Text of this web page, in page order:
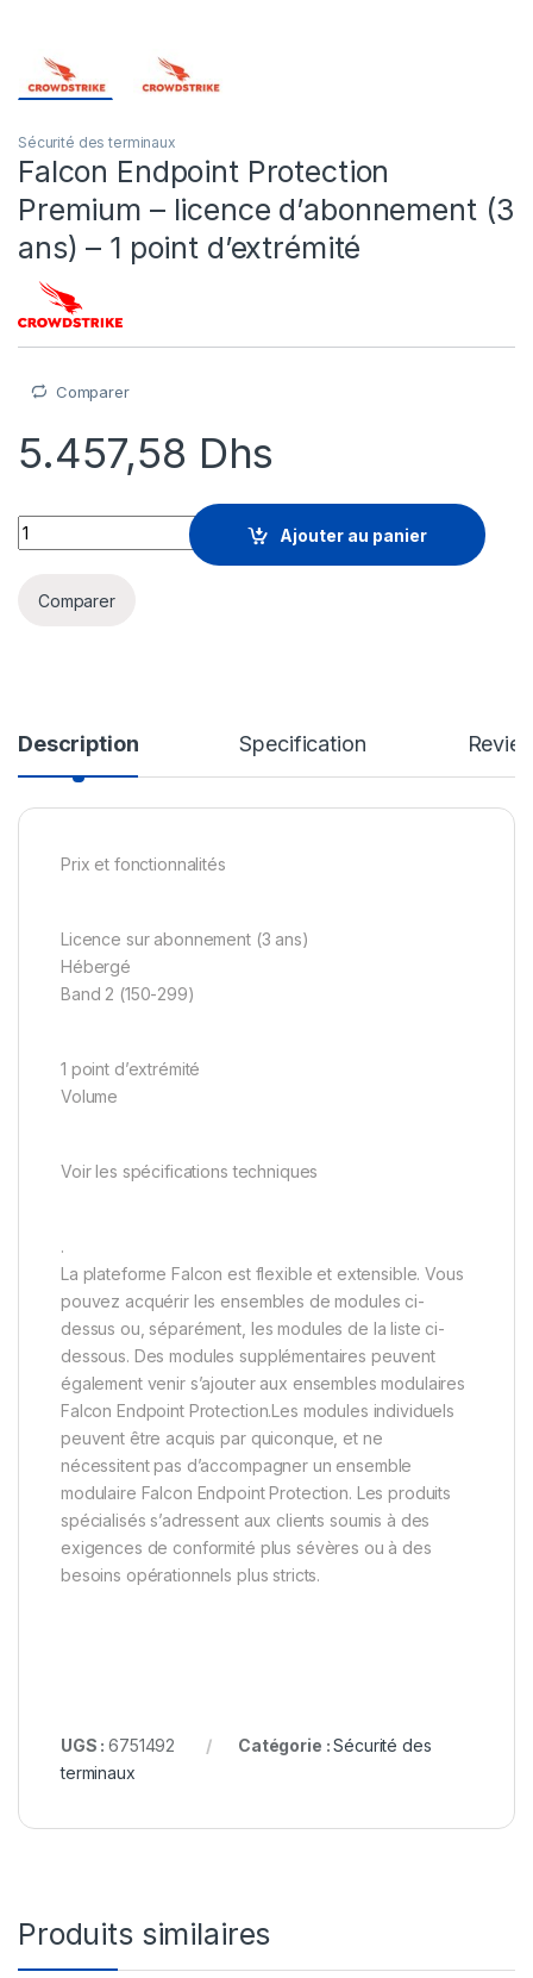
Sécurité des terminaux
Falcon Endpoint Protection
Premium – licence d’abonnement (3
ans) – 1 point d’extrémité
Comparer
5.457,58 Dhs
Falcon Endpoint Protection Premium - licence
Ajouter au panier
Comparer
Description Specification
Prix et fonctionnalités
Licence sur abonnement (3 ans)
Hébergé
Band 2 (150-299)
1 point d’extrémité
Volume
Voir les spécifications techniques
.
La plateforme Falcon est flexible et extensible. Vous
pouvez acquérir les ensembles de modules ci-
dessus ou, séparément, les modules de la liste ci-
dessous. Des modules supplémentaires peuvent
également venir s’ajouter aux ensembles modulaires
Falcon Endpoint Protection.Les modules individuels
peuvent être acquis par quiconque, et ne
nécessitent pas d’accompagner un ensemble
modulaire Falcon Endpoint Protection. Les produits
spécialisés s’adressent aux clients soumis à des
exigences de conformité plus sévères ou à des
besoins opérationnels plus stricts.
UGS :6751492 Catégorie :Sécurité des
terminaux
Produits similaires